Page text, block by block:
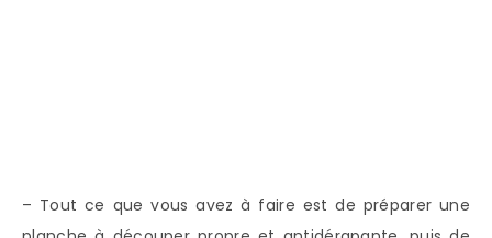
– Tout ce que vous avez à faire est de préparer une